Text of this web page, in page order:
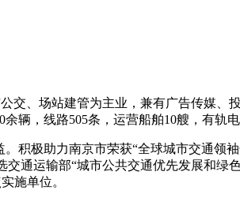
交、场站建管为主业，兼有广告传媒、
辆，线路505条，运营船舶10艘，有轨
积极助力南京市荣获“全球城市交通领
通运输部“城市公共交通优先发展和绿
施单位。